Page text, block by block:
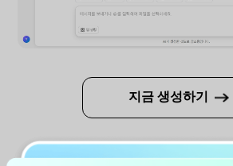
지금 생성하기
왜 UPDF AI 이력서